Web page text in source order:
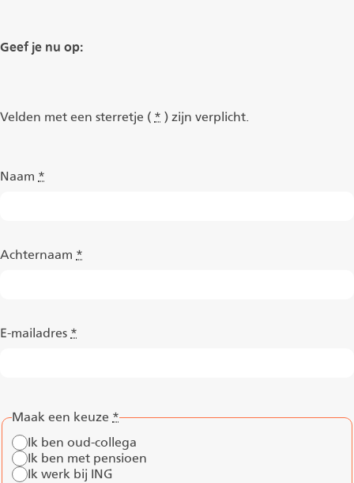
Geef je nu op:
Velden met een sterretje ( * ) zijn verplicht.
Naam *
Achternaam *
E-mailadres *
Maak een keuze *
Ik ben oud-collega
Ik ben met pensioen
Ik werk bij ING